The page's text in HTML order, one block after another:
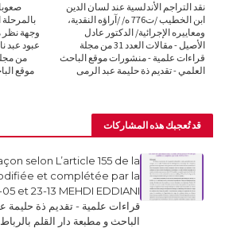
وجهة نظر
من
موقع
نقد التراجم الأندلسية عند لسان الدين
ابن الخطيب /ت776 ه/ /آراؤه النقدية،
ومعاييره الإجرائية/ الدكتور عادل
الأصيل - مقالات العدد 31 من مجلة
قراءات علمية - منشورات موقع الباحث
العلمي - تقديم ذة حليمة عبد الرمى
قد تُعجبك هذه المشاركات
selon L’article 155 de la
et complétée par la
قراءات علمية - تقديم ذة
الباحث و مطبعة دار القلم بالرباط